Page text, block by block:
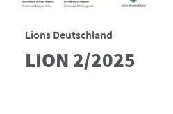
Lions Deutschland
LION 2/2025